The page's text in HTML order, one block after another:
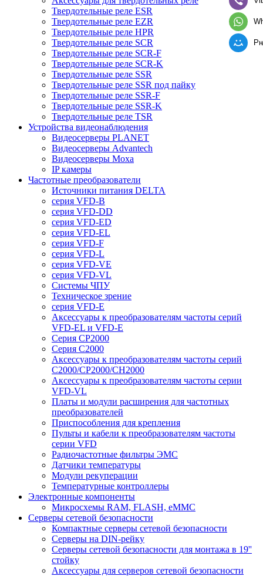
Твердотельные реле ESR
Твердотельные реле EZR
Твердотельные реле HPR
Твердотельные реле SCR
Твердотельные реле SCR-F
Твердотельные реле SCR-K
Твердотельные реле SSR
Твердотельные реле SSR под пайку
Твердотельные реле SSR-F
Твердотельные реле SSR-K
Твердотельные реле TSR
Устройства видеонаблюдения
Видеосерверы PLANET
Видеосерверы Advantech
Видеосерверы Moxa
IP камеры
Частотные преобразователи
Источники питания DELTA
серия VFD-B
серия VFD-DD
серия VFD-ED
серия VFD-EL
серия VFD-F
серия VFD-L
серия VFD-VE
серия VFD-VL
Системы ЧПУ
Техническое зрение
серия VFD-E
Аксессуары к преобразователям частоты серий
VFD-EL и VFD-E
Серия CP2000
Серия C2000
Аксессуары к преобразователям частоты серий
С2000/CP2000/CH2000
Аксессуары к преобразователям частоты серии
VFD-VL
Платы и модули расширения для частотных
преобразователей
Приспособления для крепления
Пульты и кабели к преобразователям частоты
серии VFD
Радиочастотные фильтры ЭМС
Датчики температуры
Модули рекуперации
Температурные контроллеры
Электронные компоненты
Микросхемы RAM, FLASH, eMMC
Серверы сетевой безопасности
Компактные серверы сетевой безопасности
Серверы на DIN-рейку
Серверы сетевой безопасности для монтажа в 19''
стойку
Аксессуары для серверов сетевой безопасности